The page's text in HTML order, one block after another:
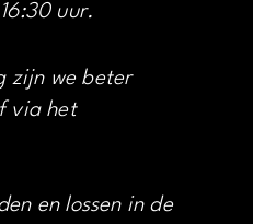
uur.
zijn we beter
via het
en lossen in de